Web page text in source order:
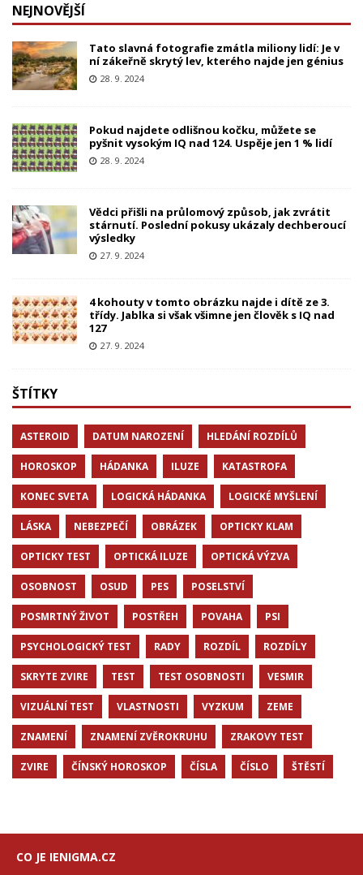
NEJNOVĚJŠÍ
Tato slavná fotografie zmátla miliony lidí: Je v
ní zákeřně skrytý lev, kterého najde jen génius
28. 9. 2024
Pokud najdete odlišnou kočku, můžete se
pyšnit vysokým IQ nad 124. Uspěje jen 1 % lidí
28. 9. 2024
Vědci přišli na průlomový způsob, jak zvrátit
stárnutí. Poslední pokusy ukázaly dechberoucí
výsledky
27. 9. 2024
4 kohouty v tomto obrázku najde i dítě ze 3.
třídy. Jablka si však všimne jen člověk s IQ nad
127
27. 9. 2024
ŠTÍTKY
ASTEROID DATUM NAROZENÍ HLEDÁNÍ ROZDÍLŮ
HOROSKOP HÁDANKA ILUZE KATASTROFA
KONEC SVETA LOGICKÁ HÁDANKA LOGICKÉ MYŠLENÍ
LÁSKA NEBEZPEČÍ OBRÁZEK OPTICKY KLAM
OPTICKY TEST OPTICKÁ ILUZE OPTICKÁ VÝZVA
OSOBNOST OSUD PES POSELSTVÍ
POSMRTNÝ ŽIVOT POSTŘEH POVAHA PSI
PSYCHOLOGICKÝ TEST RADY ROZDÍL ROZDÍLY
SKRYTE ZVIRE TEST TEST OSOBNOSTI VESMIR
VIZUÁLNÍ TEST VLASTNOSTI VYZKUM ZEME
ZNAMENÍ ZNAMENÍ ZVĚROKRUHU ZRAKOVY TEST
ZVIRE ČÍNSKÝ HOROSKOP ČÍSLA ČÍSLO ŠTĚSTÍ
CO JE IENIGMA.CZ